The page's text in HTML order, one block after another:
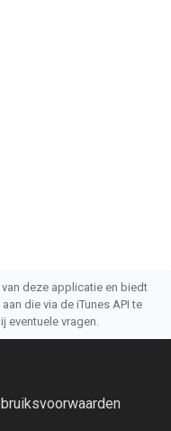
deze applicatie en biedt
die via de iTunes API te
eventuele vragen.